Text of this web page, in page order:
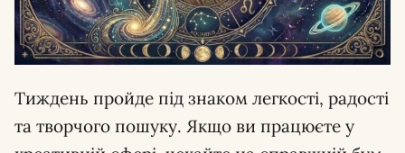
Тиждень пройде під знаком легкості, радості
та творчого пошуку. Якщо ви працюєте у